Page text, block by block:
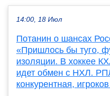
14:00, 18 Июл
Потанин о шансах
«Пришлось бы туго,
изоляции. В хоккее
идет обмен с НХЛ.
конкурентная,